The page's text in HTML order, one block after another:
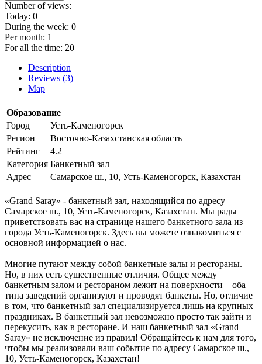
Number of views:
Today: 0
During the week: 0
Per month: 1
For all the time: 20
Description
Reviews (3)
Map
Образование
Город
Усть-Каменогорск
Регион
Восточно-Казахстанская область
Рейтинг
4.2
Категория Банкетный зал
Адрес
Самарское ш., 10, Усть-Каменогорск, Казахстан
«Grand Saray» - банкетный зал, находящийся по адресу
Самарское ш., 10, Усть-Каменогорск, Казахстан. Мы рады
приветствовать вас на странице нашего банкетного зала из
города Усть-Каменогорск. Здесь вы можете ознакомиться с
основной информацией о нас.
Многие путают между собой банкетные залы и рестораны.
Но, в них есть существенные отличия. Общее между
банкетным залом и рестораном лежит на поверхности – оба
типа заведений организуют и проводят банкеты. Но, отличие
в том, что банкетный зал специализируется лишь на крупных
праздниках. В банкетный зал невозможно просто так зайти и
перекусить, как в ресторане. И наш банкетный зал «Grand
Saray» не исключение из правил! Обращайтесь к нам для того,
чтобы мы реализовали ваш событие по адресу Самарское ш.,
10, Усть-Каменогорск, Казахстан!